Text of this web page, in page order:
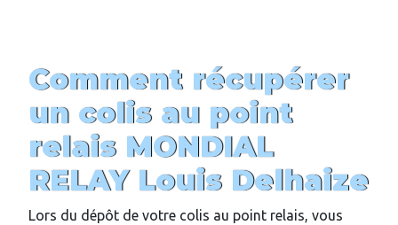
Comment récupérer
un colis au point
relais MONDIAL
RELAY Louis Delhaize
Lors du dépôt de votre colis au point relais, vous